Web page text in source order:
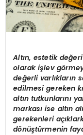
Altın, estetik
olarak işlev gö
değerli varlıkların
edilmesi gereken
altın tutkunlarını
markasıise altın
gerekenleri
dönüştürmenin